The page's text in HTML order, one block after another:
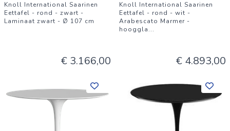
Knoll International Saarinen
Eettafel - rond - zwart -
Laminaat zwart - Ø 107 cm
€ 3.166,00
Knoll International Saarinen
Eettafel - rond - wit -
Arabescato Marmer -
hooggla...
€ 4.893,00